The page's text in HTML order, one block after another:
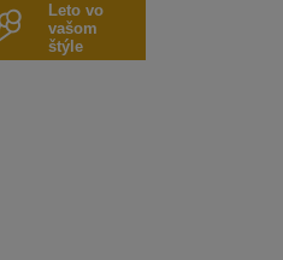
Leto vo
vašom
štýle